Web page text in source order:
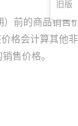
）前的商品销售
格会计算其他
售价格。
旧版